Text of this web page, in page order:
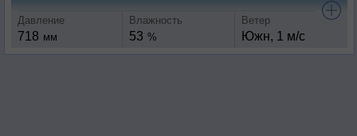
Давление
718 мм
Влажность
53 %
Ветер
Южн, 1 м/с